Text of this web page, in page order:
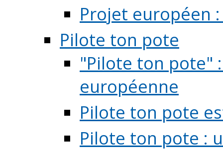
Projet européen
Pilote ton pote
"Pilote ton pote"
européenne
Pilote ton pote
Pilote ton pote :